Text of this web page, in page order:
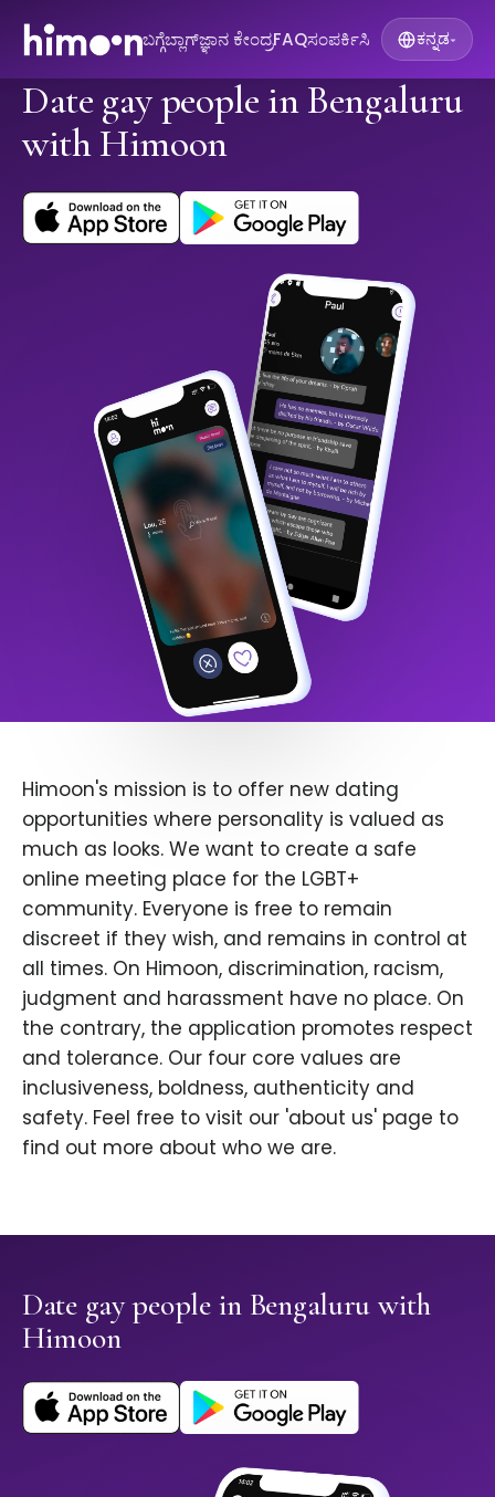
ಬಗ್ಗೆಬ್ಲಾಗ್ಜ್ಞಾನ ಕೇಂದ್ರFAQಸಂಪರ್ಕಿಸಿ ಕನ್ನಡ▾
Date gay people in Bengaluru
with Himoon
Himoon's mission is to offer new dating
opportunities where personality is valued as
much as looks. We want to create a safe
online meeting place for the LGBT+
community. Everyone is free to remain
discreet if they wish, and remains in control at
all times. On Himoon, discrimination, racism,
judgment and harassment have no place. On
the contrary, the application promotes respect
and tolerance. Our four core values are
inclusiveness, boldness, authenticity and
safety. Feel free to visit our 'about us' page to
find out more about who we are.
Date gay people in Bengaluru with
Himoon